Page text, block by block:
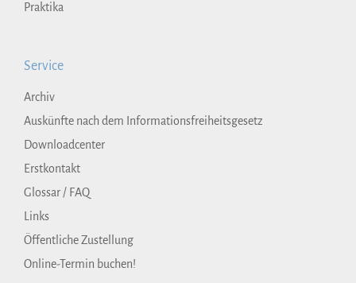
Praktika
Service
Archiv
Auskünfte nach dem Informationsfreiheitsgesetz
Downloadcenter
Erstkontakt
Glossar / FAQ
Links
Öffentliche Zustellung
Online-Termin buchen!